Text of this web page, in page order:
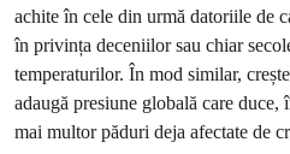
achite în cele din urmă datoriile de
în privința deceniilor sau chiar
temperaturilor. În mod similar,
adaugă presiune globală care
mai multor păduri deja afectate de